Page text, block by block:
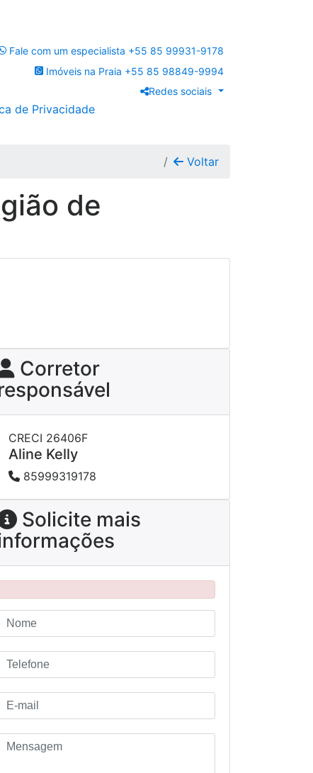
Fale com um especialista +55 85 99931-9178
Imóveis na Praia +55 85 98849-9994
Redes sociais
de Privacidade
Voltar
de
Corretor
CRECI 26406F
Aline Kelly
85999319178
Solicite mais